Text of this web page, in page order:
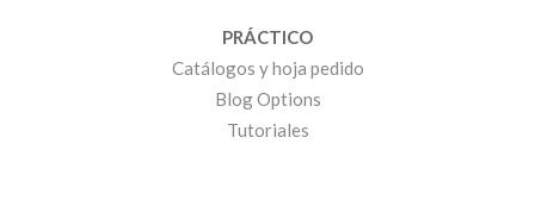
PRÁCTICO
Catálogos y hoja pedido
Blog Options
Tutoriales